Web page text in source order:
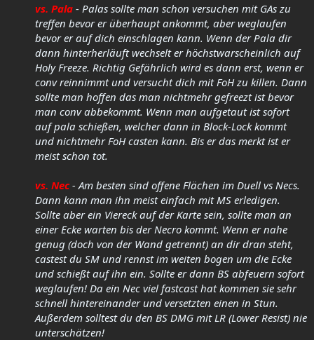
vs. Pala - Palas sollte man schon versuchen mit GAs zu
treffen bevor er überhaupt ankommt, aber weglaufen
bevor er auf dich einschlagen kann. Wenn der Pala dir
dann hinterherläuft wechselt er höchstwarscheinlich auf
Holy Freeze. Richtig Gefährlich wird es dann erst, wenn er
conv reinnimmt und versucht dich mit FoH zu killen. Dann
sollte man hoffen das man nichtmehr gefreezt ist bevor
man conv abbekommt. Wenn man aufgetaut ist sofort
auf pala schießen, welcher dann in Block-Lock kommt
und nichtmehr FoH casten kann. Bis er das merkt ist er
meist schon tot.
vs. Nec- Am besten sind offene Flächen im Duell vs Necs.
Dann kann man ihn meist einfach mit MS erledigen.
Sollte aber ein Viereckauf der Karte sein, sollte man an
einer Ecke warten bis der Necro kommt. Wenn er nahe
genug (doch von der Wand getrennt) an dir dran steht,
castest du SM und rennst im weiten bogen um die Ecke
und schießt auf ihn ein. Sollte er dann BS abfeuern sofort
weglaufen! Da ein Nec viel fastcast hat kommen sie sehr
schnell hintereinander und versetzten einen in Stun.
Außerdem solltest du den BS DMG mit LR (Lower Resist) nie
unterschätzen!